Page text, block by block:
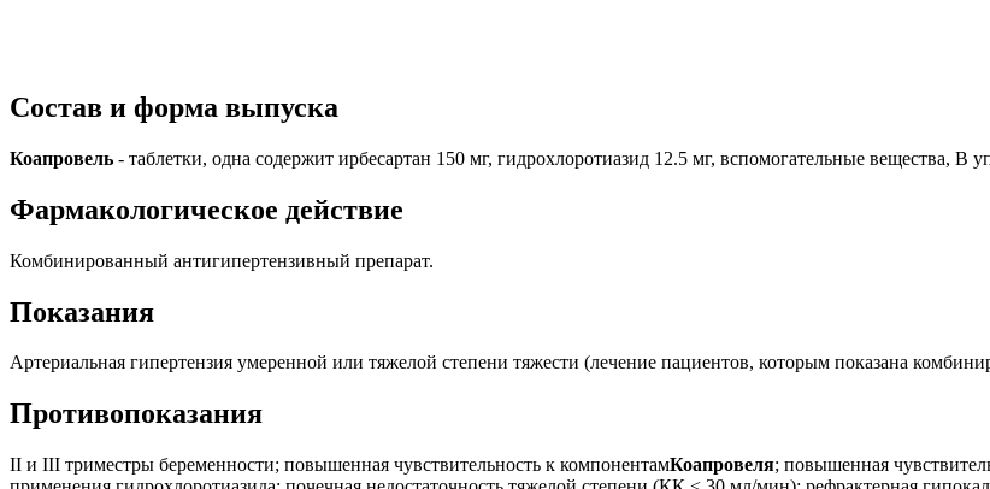
Состав и форма выпуска
Коапровель - таблетки, одна содержит ирбесартан 150 мг, гидрохлоротиазид 12.5 мг, вспомогательные вещества, В
Фармакологическое действие
Комбинированный антигипертензивный препарат.
Показания
Артериальная гипертензия умеренной или тяжелой степени тяжести (лечение пациентов, которым показана
Противопоказания
II и III триместры беременности; повышенная чувствительность к компонентамКоапровеля; повышенная